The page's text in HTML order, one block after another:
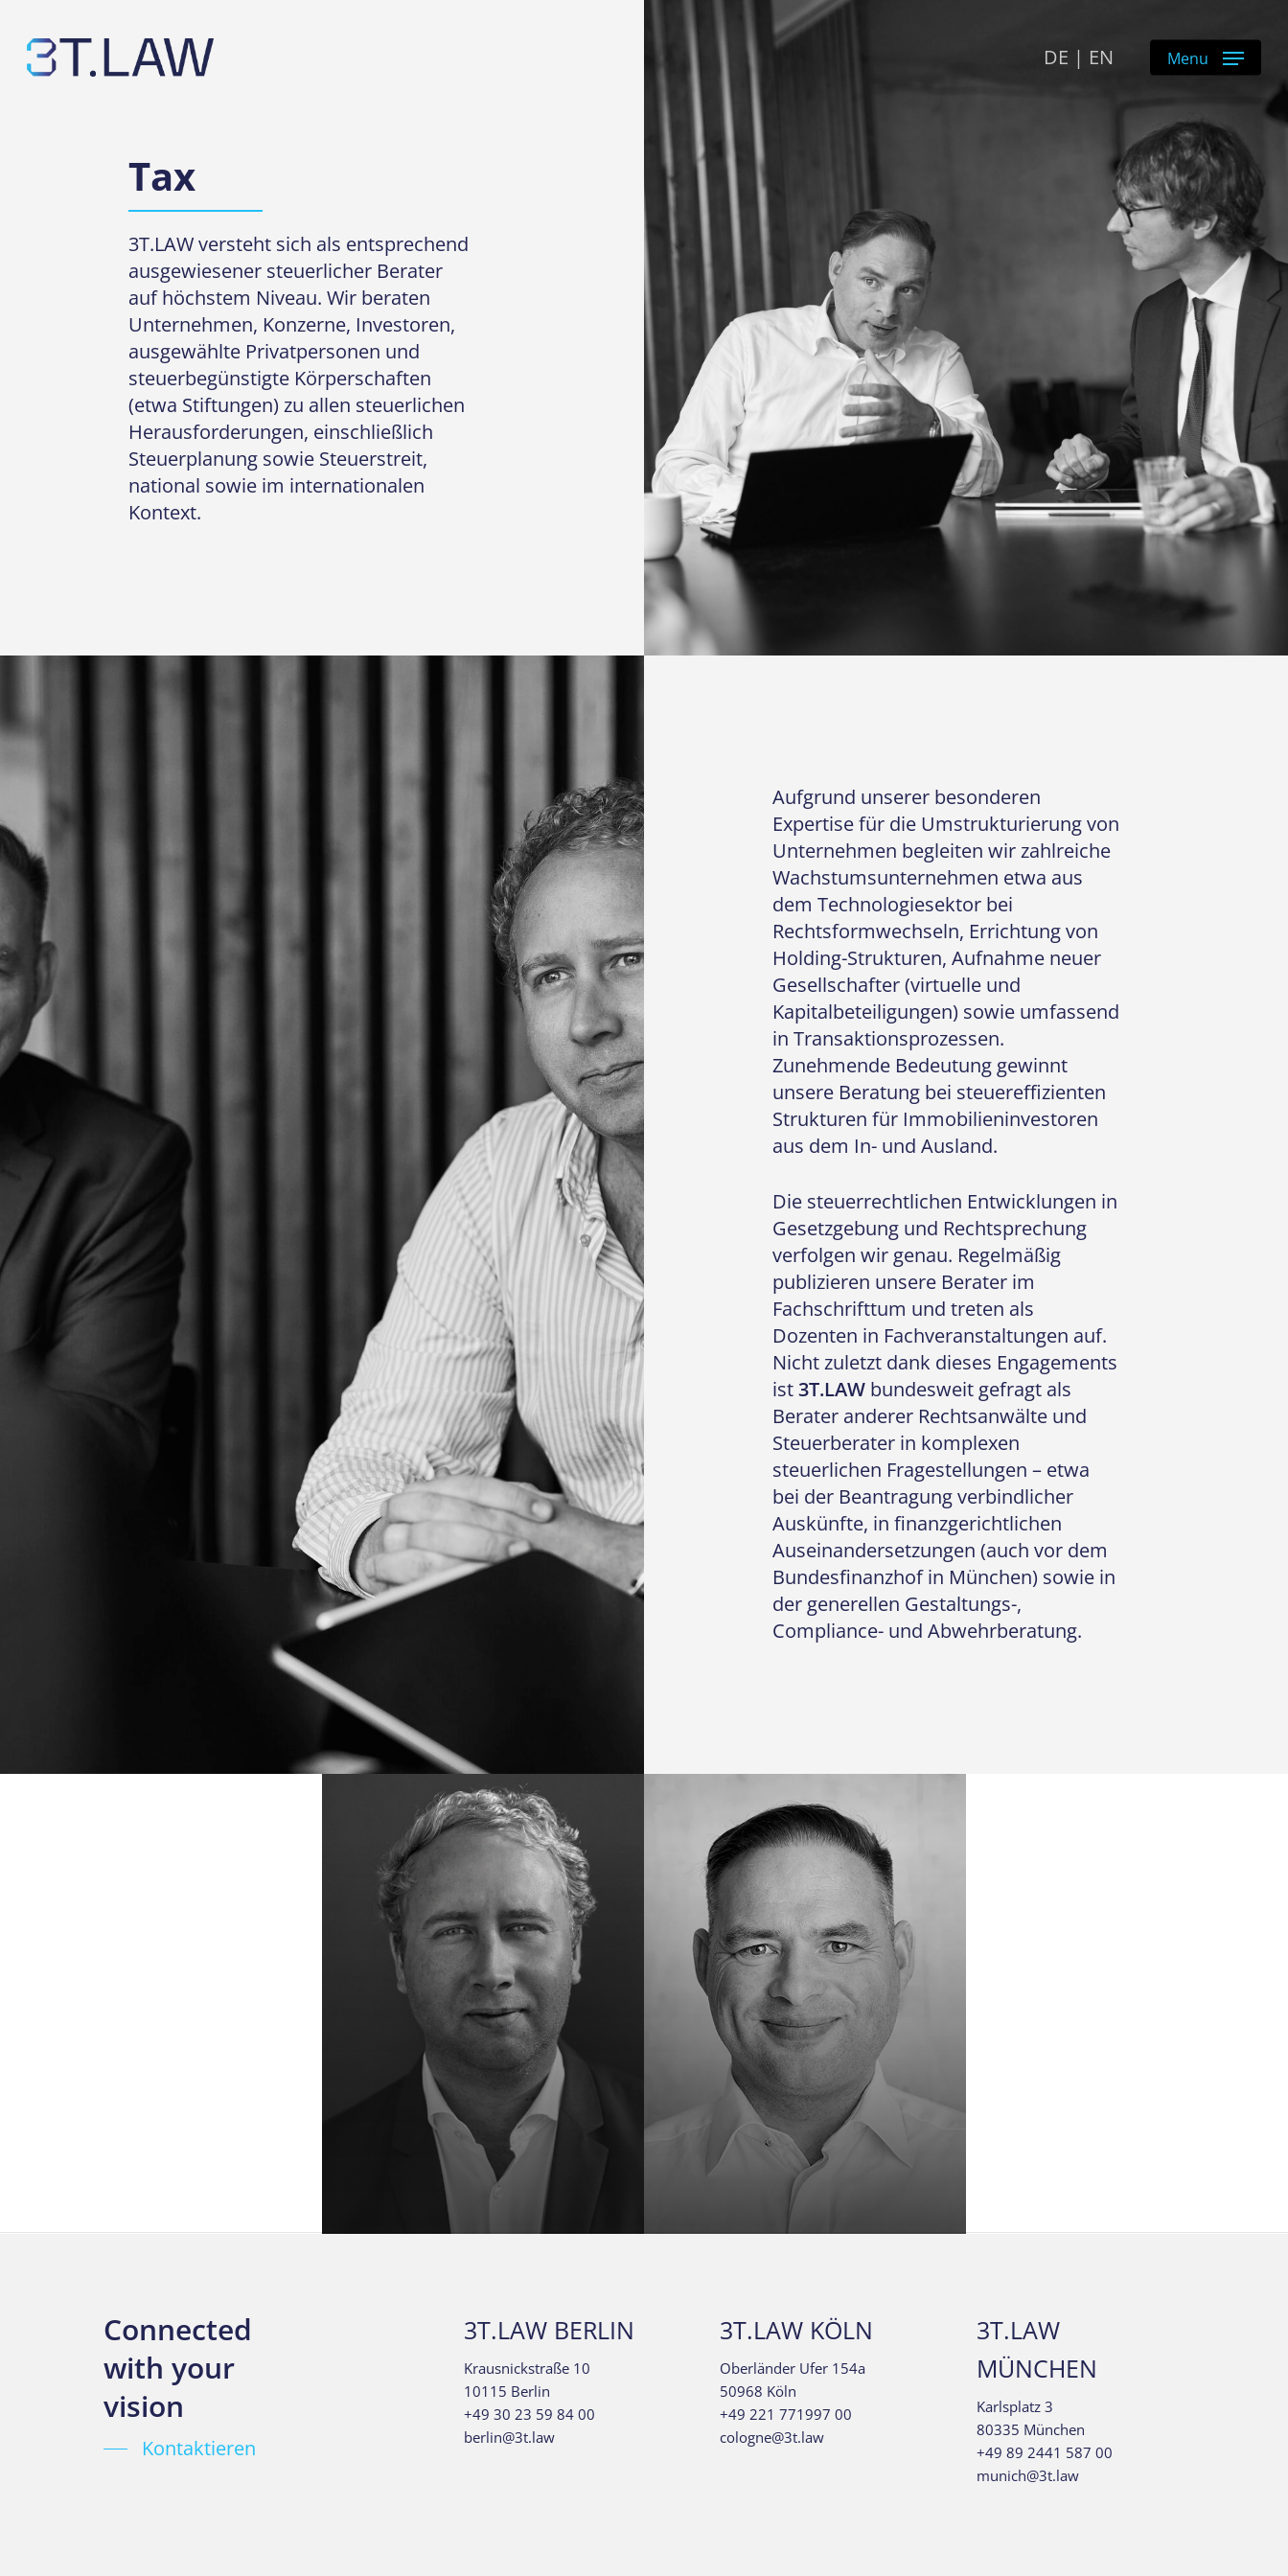
main
DE | EN Menu
Tax
3T.LAW versteht sich als entsprechend
ausgewiesener steuerlicher Berater
auf höchstem Niveau. Wir beraten
Unternehmen, Konzerne, Investoren,
ausgewählte Privatpersonen und
steuerbegünstigte Körperschaften
(etwa Stiftungen) zu allen steuerlichen
Herausforderungen, einschließlich
Steuerplanung sowie Steuerstreit,
national sowie im internationalen
Kontext.
Aufgrund unserer besonderen
Expertise für die Umstrukturierung von
Unternehmen begleiten wir zahlreiche
Wachstumsunternehmen etwa aus
dem Technologiesektor bei
Rechtsformwechseln, Errichtung von
Holding-Strukturen, Aufnahme neuer
Gesellschafter (virtuelle und
Kapitalbeteiligungen) sowie umfassend
in Transaktionsprozessen.
Zunehmende Bedeutung gewinnt
unsere Beratung bei steuereffizienten
Strukturen für Immobilieninvestoren
aus dem In- und Ausland.
Die steuerrechtlichen Entwicklungen in
Gesetzgebung und Rechtsprechung
verfolgen wir genau. Regelmäßig
publizieren unsere Berater im
Fachschrifttum und treten als
Dozenten in Fachveranstaltungen auf.
Nicht zuletzt dank dieses Engagements
ist3T.LAW bundesweit gefragt als
Berater anderer Rechtsanwälte und
Steuerberater in komplexen
steuerlichen Fragestellungen – etwa
bei der Beantragung verbindlicher
Auskünfte, in finanzgerichtlichen
Auseinandersetzungen (auch vor dem
Bundesfinanzhof in München) sowie in
der generellen Gestaltungs-,
Compliance- und Abwehrberatung.
Connected
with your
vision
Kontaktieren
3T.LAW BERLIN
Krausnickstraße 10
10115 Berlin
+49 30 23 59 84 00
berlin@3t.law
3T.LAW KÖLN
Oberländer Ufer 154a
50968 Köln
+49 221 771997 00
cologne@3t.law
3T.LAW
MÜNCHEN
Karlsplatz 3
80335 München
+49 89 2441 587 00
munich@3t.law